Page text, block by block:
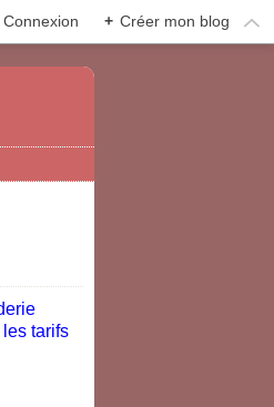
Connexion + Créer mon blog
tarifs